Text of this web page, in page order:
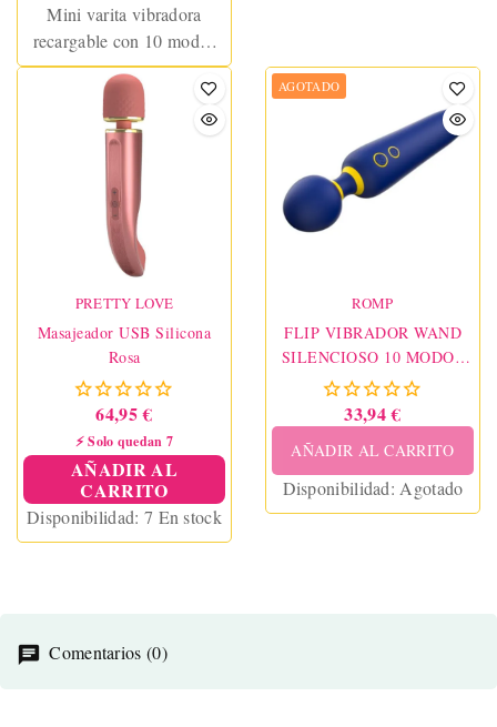
Mini varita vibradora
recargable con 10 modos
de vibración. Compacta,
potente y sin cables. Ideal
para masajes o
estimulación del clítoris.
Color terracotta.
PRETTY LOVE
Masajeador USB Silicona
Rosa
64,95 €
⚡ Solo quedan 7
AÑADIR AL
CARRITO
Disponibilidad: 7 En stock
AGOTADO
ROMP
FLIP VIBRADOR WAND
SILENCIOSO 10 MODOS
AZUL
33,94 €
AÑADIR AL CARRITO
Disponibilidad: Agotado
Comentarios (0)